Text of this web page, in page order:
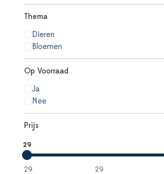
Prijs
29
29 29
Thema
Dieren
Bloemen
Op Voorraad
Ja
Nee